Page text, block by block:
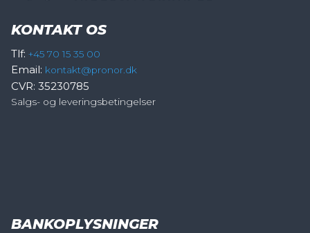
KONTAKT OS
Tlf: +45 70 15 35 00
Email: kontakt@pronor.dk
CVR: 35230785
Salgs- og leveringsbetingelser
BANKOPLYSNINGER